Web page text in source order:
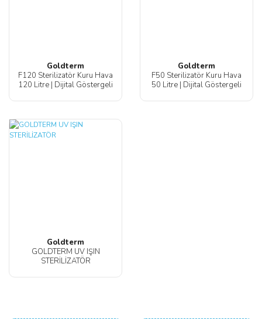
Goldterm
F120 Sterilizatör Kuru Hava
120 Litre | Dijital Göstergeli
Goldterm
F50 Sterilizatör Kuru Hava
50 Litre | Dijital Göstergeli
Goldterm
GOLDTERM UV IŞIN
STERİLİZATÖR